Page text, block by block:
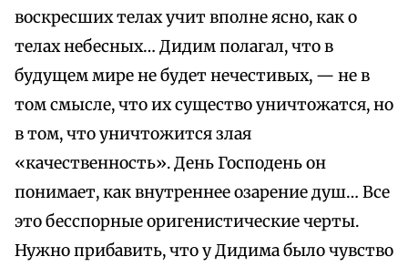
воскресших телах учит вполне ясно, как о
телах небесных… Дидим полагал, что в
будущем мире не будет нечестивых, — не в
том смысле, что их существо уничтожатся, но
в том, что уничтожится злая
«качественность». День Господень он
понимает, как внутреннее озарение душ… Все
это бесспорные оригенистические черты.
Нужно прибавить, что у Дидима было чувство